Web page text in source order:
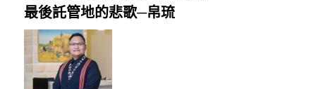
最後託管地的悲歌─帛琉